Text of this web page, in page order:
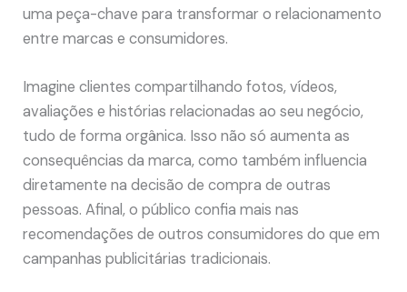
uma peça-chave para transformar o relacionamento
entre marcas e consumidores.
Imagine clientes compartilhando fotos, vídeos,
avaliações e histórias relacionadas ao seu negócio,
tudo de forma orgânica. Isso não só aumenta as
consequências da marca, como também influencia
diretamente na decisão de compra de outras
pessoas. Afinal, o público confia mais nas
recomendações de outros consumidores do que em
campanhas publicitárias tradicionais.